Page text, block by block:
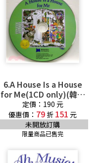
6.A House Is a House
for Me(1CD only)(韓國
JY Books版) 廖彩杏老師
推薦有聲書第2年第29週
定價：190 元
優惠價： 79 折 151 元
未開放訂購
限量商品已售完